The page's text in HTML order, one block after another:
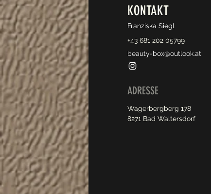
KONTAKT
Franziska Siegl
+43 681 202 05799
beauty-box@outlook.at
ADRESSE
Wagerbergberg 178
8271 Bad Waltersdorf